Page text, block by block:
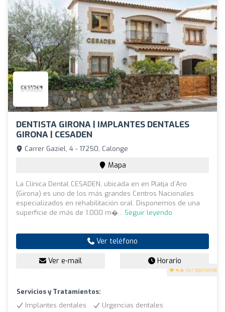
DENTISTA GIRONA | IMPLANTES DENTALES
GIRONA | CESADEN
4.6 (67 opiniones)
Carrer Gaziel, 4 - 17250, Calonge
Mapa
La Clínica Dental CESADEN, ubicada en en Platja d´Aro
(Girona) es uno de los más grandes Centros Nacionales
especializados en rehabilitación oral. Disponemos de una
superficie de más de 1.000 m�... Seguir leyendo
Ver teléfono
Ver e-mail Horario
Servicios y Tratamientos:
Implantes dentales
Urgencias dentales